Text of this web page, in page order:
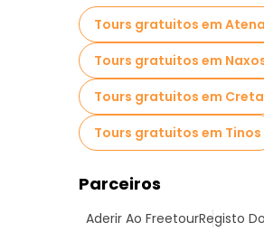
Tours gratuitos em
Tours gratuitos em
Tours gratuitos em Creta
Tours gratuitos em Tinos
Parceiros
Aderir Ao FreetourRegisto